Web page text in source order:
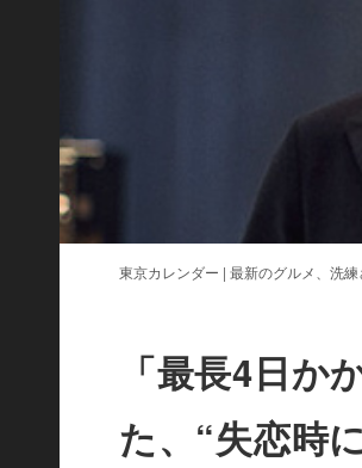
東京カレンダー | 最新のグルメ、洗
「最長4日
た、“失恋時